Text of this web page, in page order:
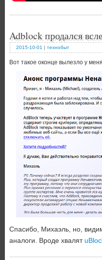
Adblock продался
2015-10-01 | технобыт
Вот такое оконце вылезло у
Спасибо, Михаэль, но,
аналоги. Вроде хвалят